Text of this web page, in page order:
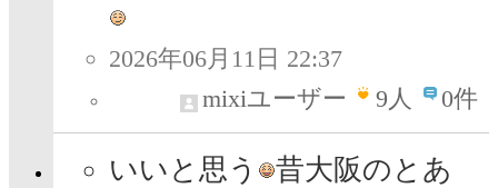
2026年06月11日 22:37
mixiユーザー
9人 0件
いいと思う
昔大阪のとあ